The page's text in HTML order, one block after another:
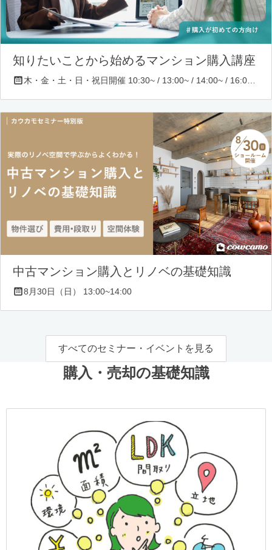
知りたいことから始めるマンション購入講座
中古マンション購入とリノベの基礎知識
8月30日（日） 13:00~14:00
すべてのセミナー・イベントを見る
購入・売却の基礎知識